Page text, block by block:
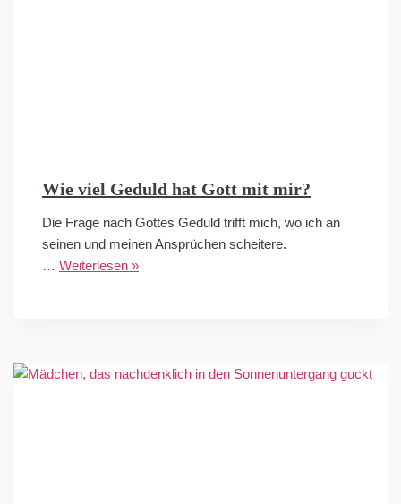
Wie viel Geduld hat Gott mit mir?
Die Frage nach Gottes Geduld trifft mich, wo ich an
seinen und meinen Ansprüchen scheitere.
… Weiterlesen »